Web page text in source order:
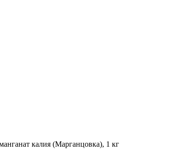
калия (Марганцовка), 1 кг